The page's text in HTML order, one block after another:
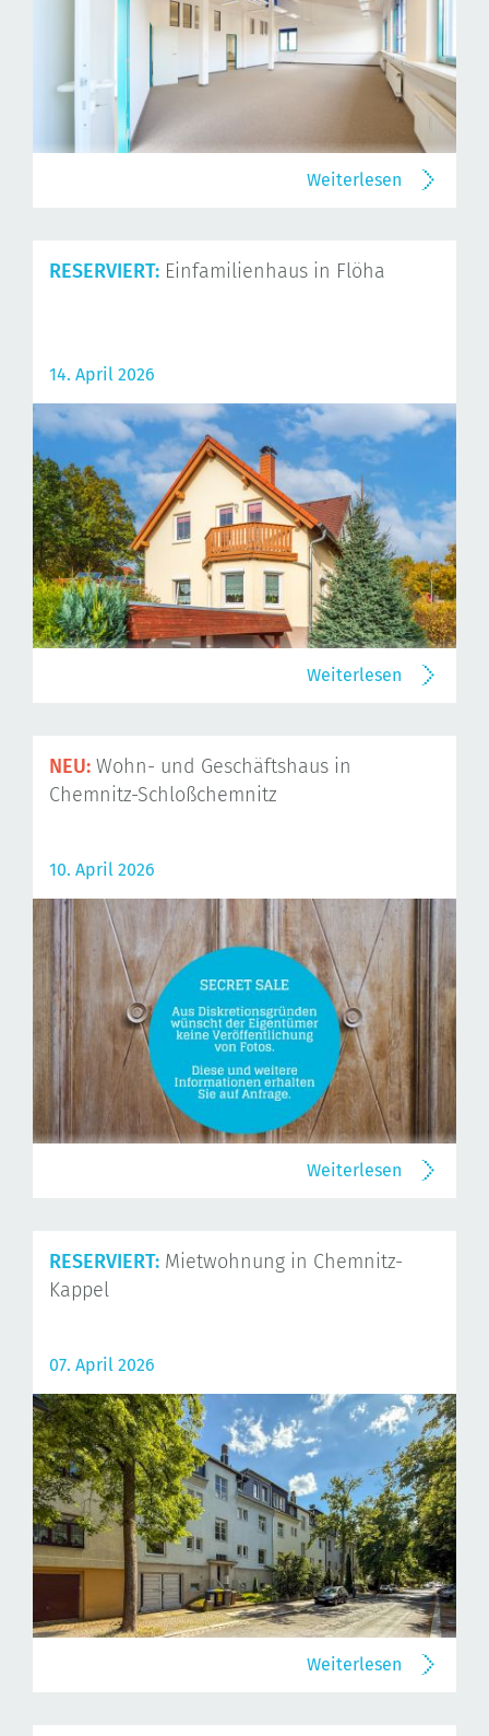
Weiterlesen
RESERVIERT: Einfamilienhaus in Flöha
14. April 2026
Weiterlesen
NEU: Wohn- und Geschäftshaus in
Chemnitz-Schloßchemnitz
10. April 2026
Weiterlesen
RESERVIERT: Mietwohnung in Chemnitz-
Kappel
07. April 2026
Weiterlesen